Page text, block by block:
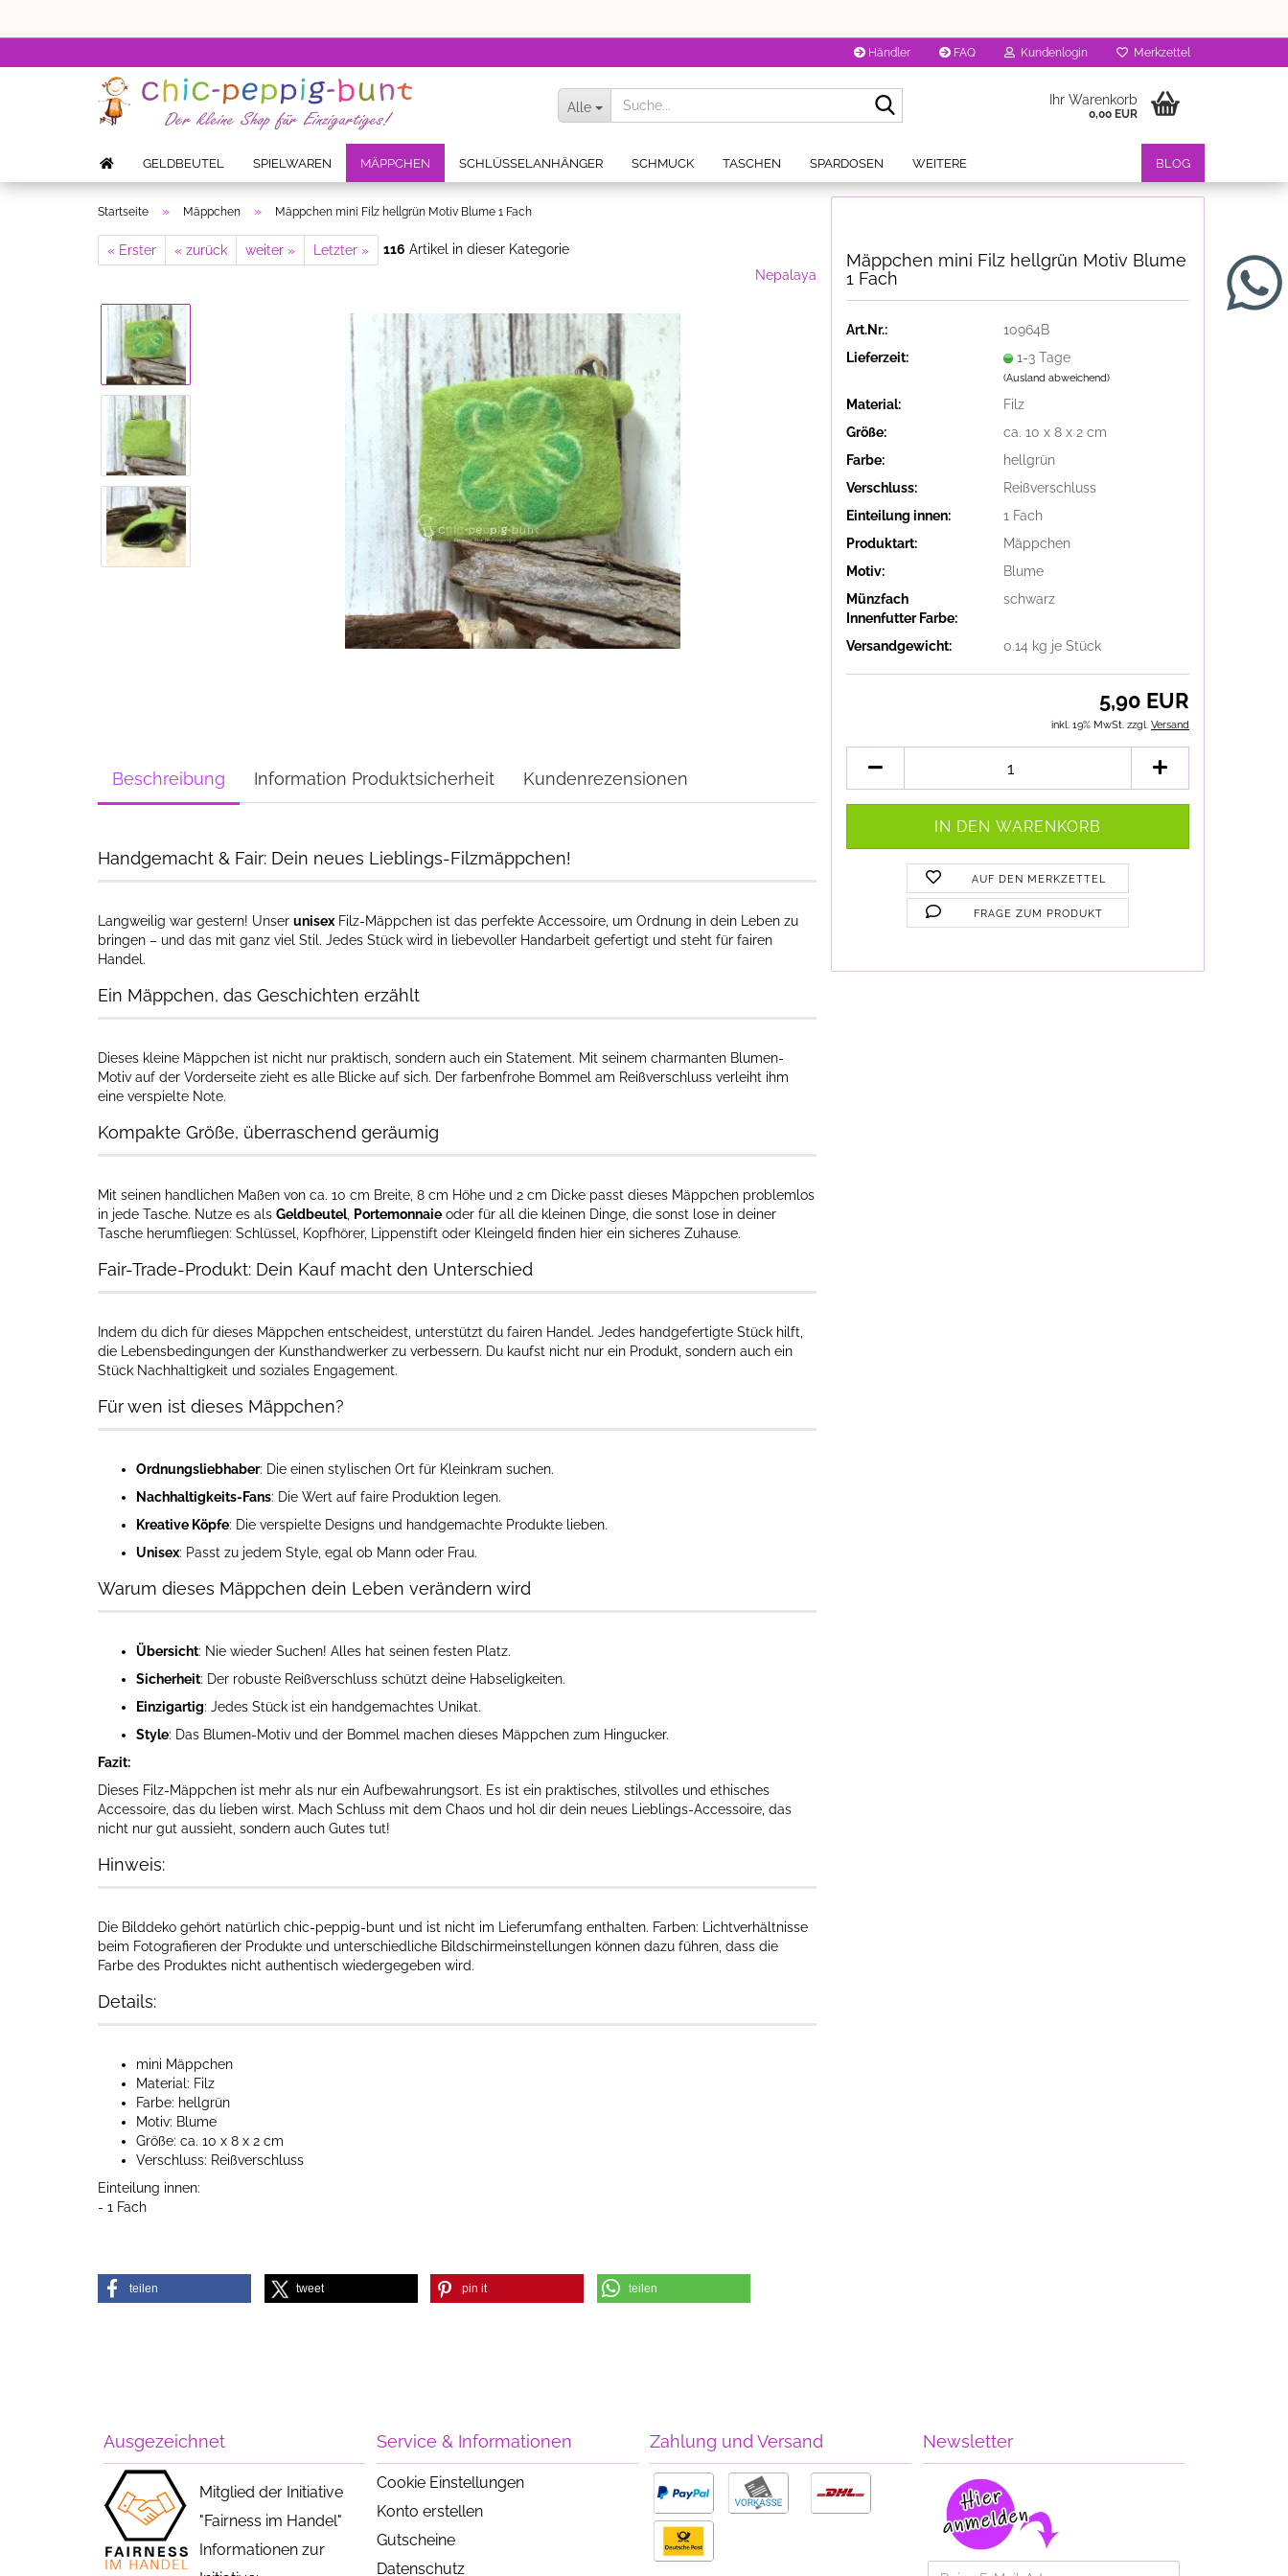
Händler FAQ Kundenlogin Merkzettel
Alle Ihr Warenkorb
0,00 EUR
GELDBEUTEL SPIELWAREN MÄPPCHEN SCHLÜSSELANHÄNGER SCHMUCK TASCHEN SPARDOSEN BLOG
WEITERE
Startseite » Mäppchen » Mäppchen mini Filz hellgrün Motiv Blume 1 Fach
« Erster « zurück weiter » Letzter » 116 Artikel in dieser Kategorie
Nepalaya
Mäppchen mini Filz hellgrün Motiv Blume
1 Fach
Art.Nr.:
10964B
Lieferzeit:
1-3 Tage
(Ausland abweichend)
Material:
Filz
Größe:
ca. 10 x 8 x 2 cm
Farbe:
hellgrün
Verschluss:
Reißverschluss
Einteilung innen:
1 Fach
Produktart:
Mäppchen
Motiv:
Blume
Münzfach
Innenfutter Farbe:
schwarz
Versandgewicht: 0.14 kg je Stück
5,90 EUR
inkl. 19% MwSt. zzgl. Versand
AUF DEN MERKZETTEL
FRAGE ZUM PRODUKT
Beschreibung Information Produktsicherheit Kundenrezensionen
Handgemacht & Fair: Dein neues Lieblings-Filzmäppchen!
Langweilig war gestern! Unser unisex Filz-Mäppchen ist das perfekte Accessoire, um Ordnung in dein Leben zu
bringen – und das mit ganz viel Stil. Jedes Stück wird in liebevoller Handarbeit gefertigt und steht für fairen
Handel.
Ein Mäppchen, das Geschichten erzählt
Dieses kleine Mäppchen ist nicht nur praktisch, sondern auch ein Statement. Mit seinem charmanten Blumen-
Motiv auf der Vorderseite zieht es alle Blicke auf sich. Der farbenfrohe Bommel am Reißverschluss verleiht ihm
eine verspielte Note.
Kompakte Größe, überraschend geräumig
Mit seinen handlichen Maßen von ca. 10 cm Breite, 8 cm Höhe und 2 cm Dicke passt dieses Mäppchen problemlos
in jede Tasche. Nutze es als Geldbeutel, Portemonnaie oder für all die kleinen Dinge, die sonst lose in deiner
Tasche herumfliegen: Schlüssel, Kopfhörer, Lippenstift oder Kleingeld finden hier ein sicheres Zuhause.
Fair-Trade-Produkt: Dein Kauf macht den Unterschied
Indem du dich für dieses Mäppchen entscheidest, unterstützt du fairen Handel. Jedes handgefertigte Stück hilft,
die Lebensbedingungen der Kunsthandwerker zu verbessern. Du kaufst nicht nur ein Produkt, sondern auch ein
Stück Nachhaltigkeit und soziales Engagement.
Für wen ist dieses Mäppchen?
Ordnungsliebhaber: Die einen stylischen Ort für Kleinkram suchen.
Nachhaltigkeits-Fans: Die Wert auf faire Produktion legen.
Kreative Köpfe: Die verspielte Designs und handgemachte Produkte lieben.
Unisex: Passt zu jedem Style, egal ob Mann oder Frau.
Warum dieses Mäppchen dein Leben verändern wird
Übersicht: Nie wieder Suchen! Alles hat seinen festen Platz.
Sicherheit: Der robuste Reißverschluss schützt deine Habseligkeiten.
Einzigartig: Jedes Stück ist ein handgemachtes Unikat.
Style: Das Blumen-Motiv und der Bommel machen dieses Mäppchen zum Hingucker.
Fazit:
Dieses Filz-Mäppchen ist mehr als nur ein Aufbewahrungsort. Es ist ein praktisches, stilvolles und ethisches
Accessoire, das du lieben wirst. Mach Schluss mit dem Chaos und hol dir dein neues Lieblings-Accessoire, das
nicht nur gut aussieht, sondern auch Gutes tut!
Hinweis:
Die Bilddeko gehört natürlich chic-peppig-bunt und ist nicht im Lieferumfang enthalten. Farben: Lichtverhältnisse
beim Fotografieren der Produkte und unterschiedliche Bildschirmeinstellungen können dazu führen, dass die
Farbe des Produktes nicht authentisch wiedergegeben wird.​
Details:
mini Mäppchen
Material: Filz
Farbe: hellgrün
Motiv: Blume
Größe: ca. 10 x 8 x 2 cm
Verschluss: Reißverschluss
Einteilung innen:
- 1 Fach
teilen tweet pin it teilen
Ausgezeichnet
Mitglied der Initiative
"Fairness im Handel"
Informationen zur
Service & Informationen
Cookie Einstellungen
Konto erstellen
Gutscheine
Datenschutz
Zahlung und Versand Newsletter